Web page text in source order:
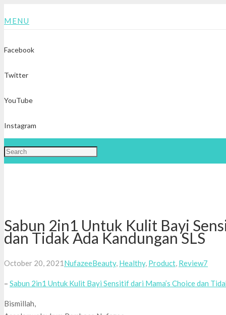
MENU
Facebook
Twitter
YouTube
Instagram
Sabun 2in1 Untuk Kulit Bayi
dan Tidak Ada Kandungan SLS
October 20, 2021 NufazeeBeauty, Healthy, Product, Review7
– Sabun 2in1 Untuk Kulit Bayi Sensitif dari Mama’s Choice dan
Bismillah,